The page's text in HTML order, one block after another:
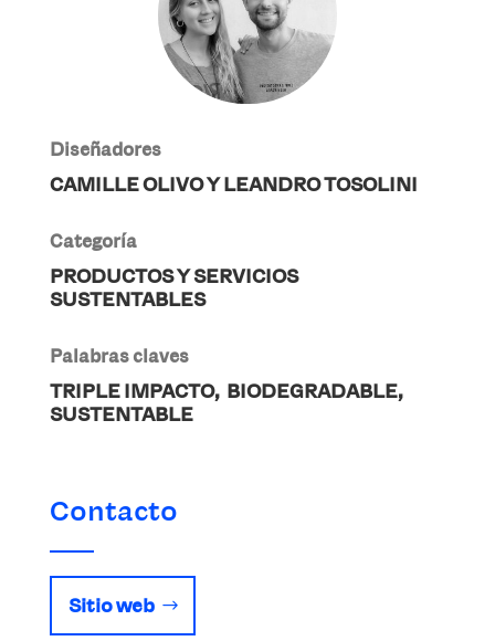
Diseñadores
CAMILLE OLIVO Y LEANDRO TOSOLINI
Categoría
PRODUCTOS Y SERVICIOS
SUSTENTABLES
Palabras claves
TRIPLE IMPACTO, BIODEGRADABLE,
SUSTENTABLE
Contacto
Sitio web